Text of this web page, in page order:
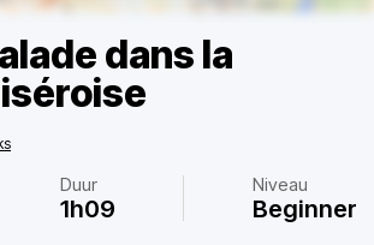
dans la
Duur
1h09
Niveau
Beginner